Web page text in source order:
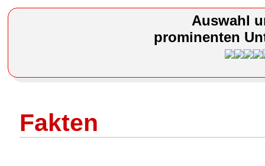
Auswahl
prominenten
Fakten